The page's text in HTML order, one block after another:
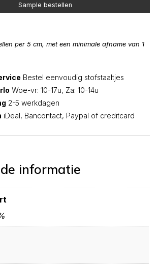
Sample bestellen
per 5 cm, met een minimale afname van 1
Bestel eenvoudig stofstaaltjes
Woe-vr: 10-17u, Za: 10-14u
2-5 werkdagen
iDeal, Bancontact, Paypal of creditcard
informatie